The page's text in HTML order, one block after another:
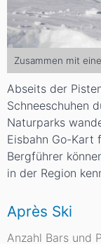
Zusammen mit
Abseits der
Schneeschuhen
Naturparks
Eisbahn Go-Kart
Bergführer
in der Region
Après Ski
Anzahl Bars und